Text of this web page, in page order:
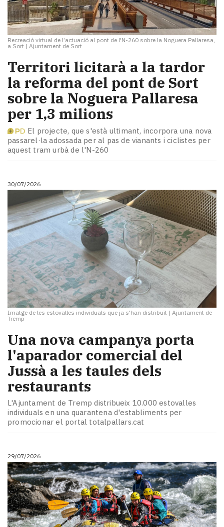
Recreació virtual de l’actuació al pont de l'N-260 sobre la Noguera Pallaresa,
a Sort | Ajuntament de Sort
Territori licitarà a la tardor
la reforma del pont de Sort
sobre la Noguera Pallaresa
per 1,3 milions
El projecte, que s'està ultimant, incorpora una nova
passarel·la adossada per al pas de vianants i ciclistes per
aquest tram urbà de l'N-260
30/07/2026
Imatge de les estovalles individuals que ja s'han distribuït | Ajuntament de
Tremp
Una nova campanya porta
l'aparador comercial del
Jussà a les taules dels
restaurants
L'Ajuntament de Tremp distribueix 10.000 estovalles
individuals en una quarantena d'establiments per
promocionar el portal totalpallars.cat
29/07/2026